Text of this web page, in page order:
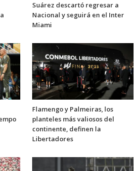
Suárez descartó regresar a
Nacional y seguirá en el Inter
Miami
Flamengo y Palmeiras, los
planteles más valiosos del
continente, definen la
Libertadores